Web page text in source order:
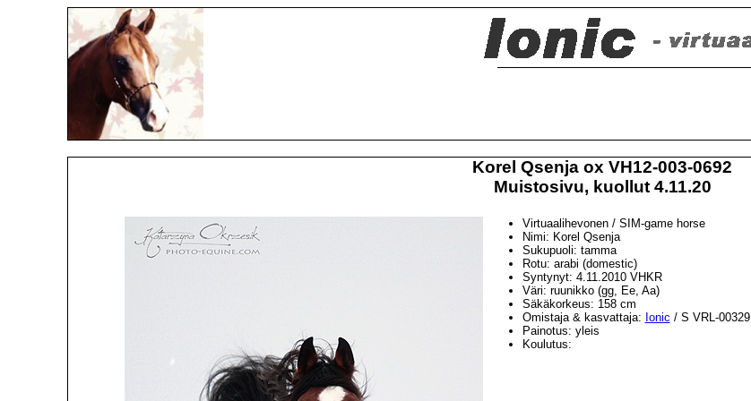
Korel Qsenja ox VH12-003-0692
Muistosivu, kuollut 4.11.20
Virtuaalihevonen / SIM-game horse
Nimi: Korel Qsenja
Sukupuoli: tamma
Rotu: arabi (domestic)
Syntynyt: 4.11.2010 VHKR
Väri: ruunikko (gg, Ee, Aa)
Säkäkorkeus: 158 cm
Omistaja & kasvattaja: Ionic / S VRL-00329
Painotus: yleis
Koulutus: